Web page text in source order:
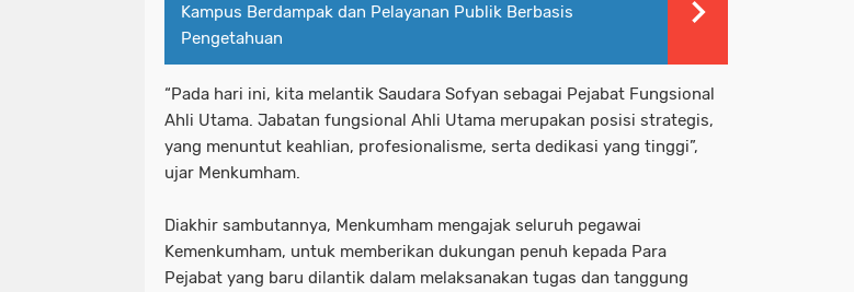
Kampus Berdampak dan Pelayanan Publik Berbasis
Pengetahuan
“Pada hari ini, kita melantik Saudara Sofyan sebagai Pejabat Fungsional
Ahli Utama. Jabatan fungsional Ahli Utama merupakan posisi strategis,
yang menuntut keahlian, profesionalisme, serta dedikasi yang tinggi”,
ujar Menkumham.
Diakhir sambutannya, Menkumham mengajak seluruh pegawai
Kemenkumham, untuk memberikan dukungan penuh kepada Para
Pejabat yang baru dilantik dalam melaksanakan tugas dan tanggung